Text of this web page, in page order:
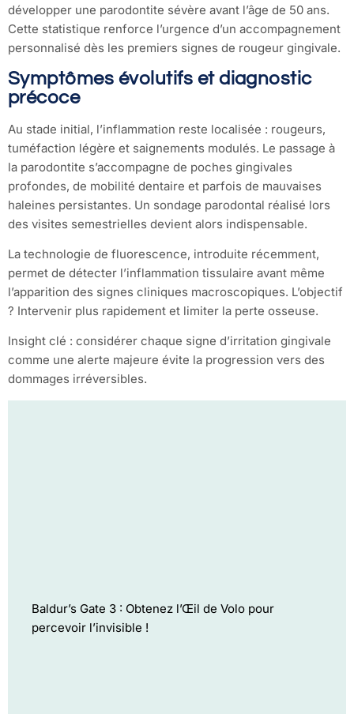
développer une parodontite sévère avant l’âge de 50 ans.
Cette statistique renforce l’urgence d’un accompagnement
personnalisé dès les premiers signes de rougeur gingivale.
Symptômes évolutifs et diagnostic
précoce
Au stade initial, l’inflammation reste localisée : rougeurs,
tuméfaction légère et saignements modulés. Le passage à
la parodontite s’accompagne de poches gingivales
profondes, de mobilité dentaire et parfois de mauvaises
haleines persistantes. Un sondage parodontal réalisé lors
des visites semestrielles devient alors indispensable.
La technologie de fluorescence, introduite récemment,
permet de détecter l’inflammation tissulaire avant même
l’apparition des signes cliniques macroscopiques. L’objectif
? Intervenir plus rapidement et limiter la perte osseuse.
Insight clé : considérer chaque signe d’irritation gingivale
comme une alerte majeure évite la progression vers des
dommages irréversibles.
Baldur’s Gate 3 : Obtenez l’Œil de Volo pour
percevoir l’invisible !